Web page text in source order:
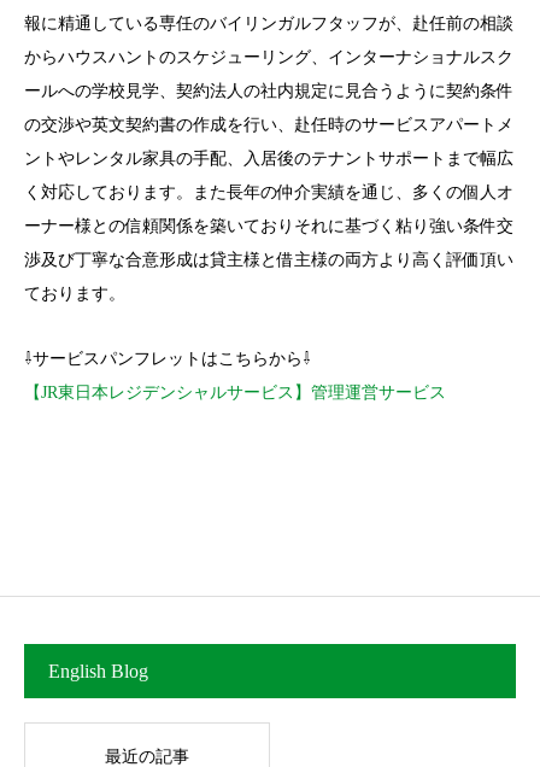
報に精通している専任のバイリンガルフタッフが、赴任前の相談
からハウスハントのスケジューリング、インターナショナルスク
ールへの学校見学、契約法人の社内規定に見合うように契約条件
の交渉や英文契約書の作成を行い、赴任時のサービスアパートメ
ントやレンタル家具の手配、入居後のテナントサポートまで幅広
く対応しております。また長年の仲介実績を通じ、多くの個人オ
ーナー様との信頼関係を築いておりそれに基づく粘り強い条件交
渉及び丁寧な合意形成は貸主様と借主様の両方より高く評価頂い
ております。
⇩サービスパンフレットはこちらから⇩
【JR東日本レジデンシャルサービス】管理運営サービス
English Blog
最近の記事